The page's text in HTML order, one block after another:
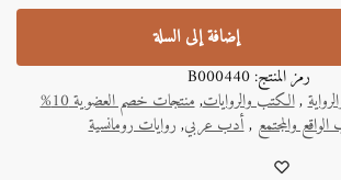
إضافة إلى السلة
رمز المنتج:B000440
,الكتب والروايات,منتجات خصم العضوية 10%
والمجتمع ,أدب عربي,روايات رومانسية